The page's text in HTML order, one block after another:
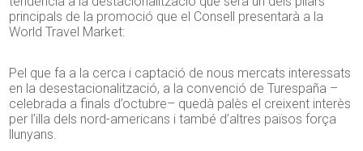
principals de la promoció que el Consell presentarà a la
World Travel Market:
Pel que fa a la cerca i captació de nous mercats interessats
en la desestacionalització, a la convenció de Turespaña –
celebrada a finals d’octubre– quedà palès el creixent interès
per l’illa dels nord-americans i també d’altres països força
llunyans.